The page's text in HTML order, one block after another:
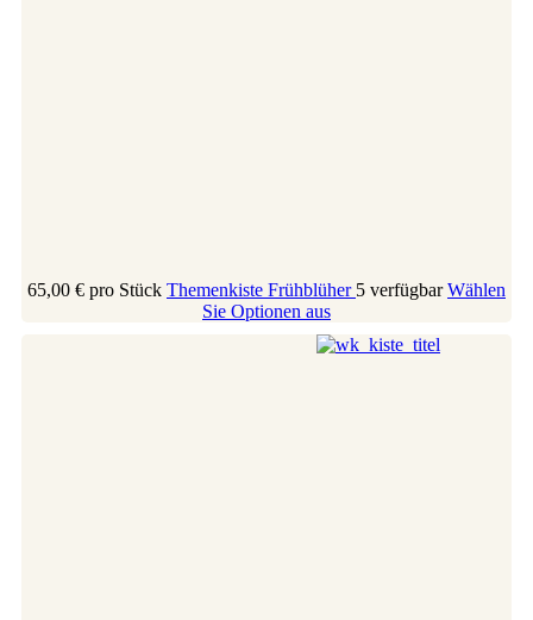
65,00 € pro Stück Themenkiste Frühblüher 5 verfügbar Wählen
Sie Optionen aus